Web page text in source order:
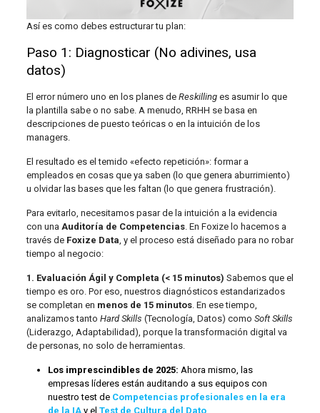
Así es como debes estructurar tu plan:
Paso 1: Diagnosticar (No adivines, usa
datos)
El error número uno en los planes de Reskillinges asumir lo que
la plantilla sabe o no sabe. A menudo, RRHH se basa en
descripciones de puesto teóricas o en la intuición de los
managers.
El resultado es el temido «efecto repetición»: formar a
empleados en cosas que ya saben (lo que genera aburrimiento)
u olvidar las bases que les faltan (lo que genera frustración).
Para evitarlo, necesitamos pasar de la intuición a la evidencia
con una Auditoría de Competencias. En Foxize lo hacemos a
través de Foxize Data, y el proceso está diseñado para no robar
tiempo al negocio:
1. Evaluación Ágil y Completa (< 15 minutos) Sabemos que el
tiempo es oro. Por eso, nuestros diagnósticos estandarizados
se completan en menos de 15 minutos. En ese tiempo,
analizamos tanto Hard Skills (Tecnología, Datos) como Soft Skills
(Liderazgo, Adaptabilidad), porque la transformación digital va
de personas, no solo de herramientas.
Los imprescindibles de 2025: Ahora mismo, las
empresas líderes están auditando a sus equipos con
nuestro test de Competencias profesionales en la era
de la IAy el Test de Cultura del Dato.